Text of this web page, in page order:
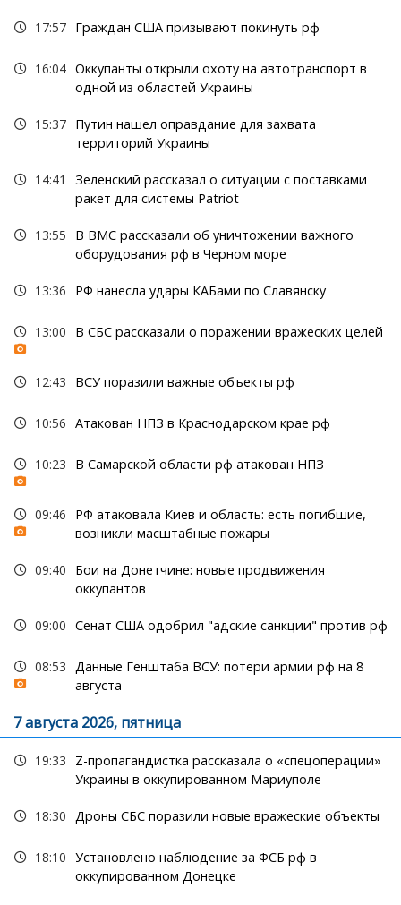
17:57 Граждан США призывают покинуть рф
16:04 Оккупанты открыли охоту на автотранспорт в
одной из областей Украины
15:37 Путин нашел оправдание для захвата
территорий Украины
14:41
Зеленский рассказал о ситуации с поставками
ракет для системы Patriot
13:55
В ВМС рассказали об уничтожении важного
оборудования рф в Черном море
13:36 РФ нанесла удары КАБами по Славянску
13:00 В СБС рассказали о поражении вражеских целей
12:43 ВСУ поразили важные объекты рф
10:56 Атакован НПЗ в Краснодарском крае рф
10:23 В Самарской области рф атакован НПЗ
09:46
РФ атаковала Киев и область: есть погибшие,
возникли масштабные пожары
09:40
Бои на Донетчине: новые продвижения
оккупантов
09:00 Сенат США одобрил "адские санкции" против рф
08:53
Данные Генштаба ВСУ: потери армии рф на 8
августа
7 августа 2026, пятница
19:33
Z-пропагандистка рассказала о «спецоперации»
Украины в оккупированном Мариуполе
18:30 Дроны СБС поразили новые вражеские объекты
18:10 Установлено наблюдение за ФСБ рф в
оккупированном Донецке